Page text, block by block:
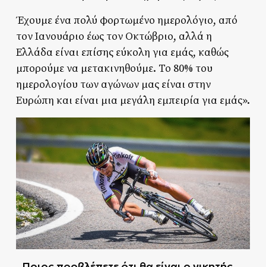
Έχουμε ένα πολύ φορτωμένο ημερολόγιο, από
τον Ιανουάριο έως τον Οκτώβριο, αλλά η
Ελλάδα είναι επίσης εύκολη για εμάς, καθώς
μπορούμε να μετακινηθούμε. Το 80% του
ημερολογίου των αγώνων μας είναι στην
Ευρώπη και είναι μια μεγάλη εμπειρία για εμάς».